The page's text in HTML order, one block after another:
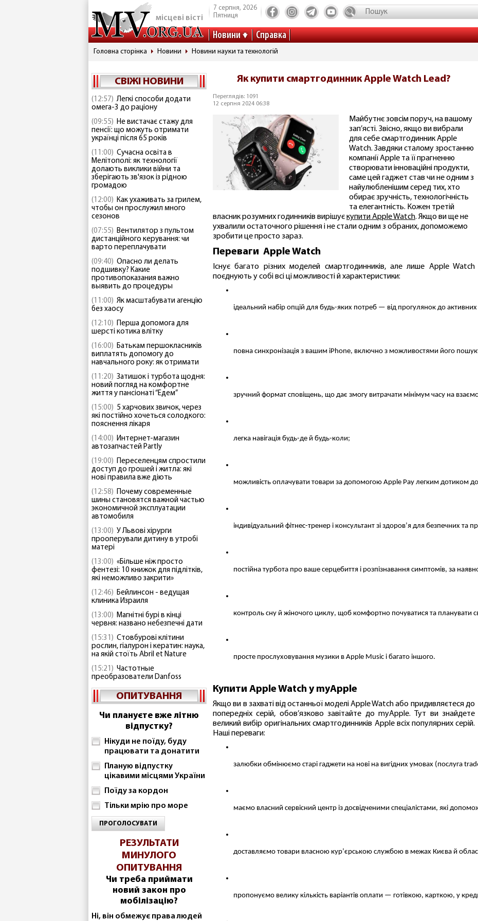
місцеві вісті
7 серпня, 2026
Пятниця
Новини Справка
Головна сторінка Новини Новини науки та технологій
СВІЖІ НОВИНИ
(12:57) Легкі способи додати
омега-3 до раціону
(09:55) Не вистачає стажу для
пенсії: що можуть отримати
українці після 65 років
(11:00) Сучасна освіта в
Мелітополі: як технології
долають виклики війни та
зберігають зв'язок із рідною
громадою
(12:00) Как ухаживать за грилем,
чтобы он прослужил много
сезонов
(07:55) Вентилятор з пультом
дистанційного керування: чи
варто переплачувати
(09:40) Опасно ли делать
подшивку? Какие
противопоказания важно
выявить до процедуры
(11:00) Як масштабувати агенцію
без хаосу
(12:10) Перша допомога для
шерсті котика влітку
(16:00) Батькам першокласників
виплатять допомогу до
навчального року: як отримати
(11:20) Затишок і турбота щодня:
новий погляд на комфортне
життя у пансіонаті “Едем”
(15:00) 5 харчових звичок, через
які постійно хочеться солодкого:
пояснення лікаря
(14:00) Интернет-магазин
автозапчастей Partly
(19:00) Переселенцям спростили
доступ до грошей і житла: які
нові правила вже діють
(12:58) Почему современные
шины становятся важной частью
экономичной эксплуатации
автомобиля
(13:00) У Львові хірурги
прооперували дитину в утробі
матері
(13:00) «Більше ніж просто
фентезі: 10 книжок для підлітків,
які неможливо закрити»
(12:46) Бейлинсон - ведущая
клиника Израиля
(13:00) Магнітні бурі в кінці
червня: названо небезпечні дати
(15:31) Стовбурові клітини
рослин, гіалурон і кератин: наука,
на якій стоїть Abril et Nature
(15:21) Частотные
преобразователи Danfoss
ОПИТУВАННЯ
Чи плануєте вже літню
відпустку?
Нікуди не поїду, буду
працювати та донатити
Планую відпустку
цікавими місцями України
Поїду за кордон
Тільки мрію про море
ПРОГОЛОСУВАТИ
РЕЗУЛЬТАТИ
МИНУЛОГО
ОПИТУВАННЯ
Чи треба приймати
новий закон про
мобілізацію?
Ні, він обмежує права людей
Як купити смартгодинник Apple Watch Lead?
Переглядів: 1091
12 серпня 2024 06:38
Майбутнє зовсім поруч, на вашому
зап’ясті. Звісно, якщо ви вибрали
для себе смартгодинник Apple
Watch. Завдяки сталому зростанню
компанії Apple та її прагненню
створювати інноваційні продукти,
саме цей гаджет став чи не одним з
найулюбленішим серед тих, хто
обирає зручність, технологічність
та елегантність. Кожен третій
власник розумних годинників вирішуєкупити Apple Watch. Якщо ви ще не
ухвалили остаточного рішення і не стали одним з обраних, допоможемо
зробити це просто зараз.
Переваги Apple Watch
Існує багато різних моделей смартгодинників, але лише Аpple Watch
поєднують у собі всі ці можливості й характеристики:
ідеальний набір опцій для будь-яких потреб — від прогулянок до активних
повна синхронізація з вашим iPhone, включно з можливостями його
зручний формат сповіщень, що дає змогу витрачати мінімум часу на
легка навігація будь-де й будь-коли;
можливість оплачувати товари за допомогою Apple Pay легким дотиком
індивідуальний фітнес-тренер і консультант зі здоров’я для безпечних та
постійна турбота про ваше серцебиття і розпізнавання симптомів, за
контроль сну й жіночого циклу, щоб комфортно почуватися та планувати
просте прослуховування музики в Apple Music і багато іншого.
Купити Apple Watch у myApple
Якщо ви в захваті від останньої моделіApple Watchабо придивляєтеся до
попередніх серій, обов’язково завітайте до myApple. Тут ви знайдете
великий вибір оригінальних смартгодинників Apple всіх популярних серій.
Наші переваги:
залюбки обмінюємо старі гаджети на нові на вигідних умовах (послуга
маємо власний сервісний центр із досвідченими спеціалістами, які
доставляємо товари власною кур’єрською службою в межах Києва й
пропонуємо велику кількість варіантів оплати — готівкою, карткою, у